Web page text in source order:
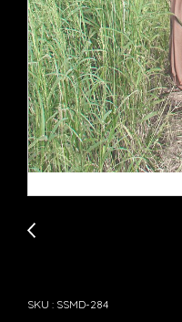
SKU : SSMD-284